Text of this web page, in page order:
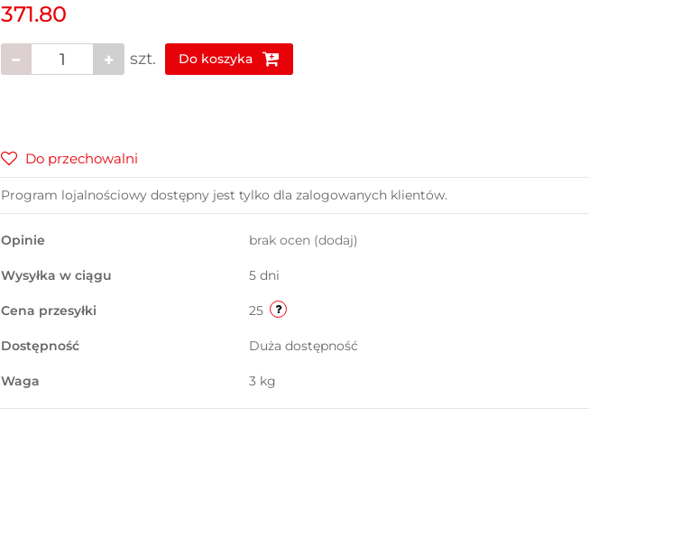
371.80
szt. Do koszyka
Do przechowalni
Program lojalnościowy dostępny jest tylko dla zalogowanych klientów.
Opinie brak ocen (dodaj)
Wysyłka w ciągu 5 dni
Cena przesyłki 25
Dostępność Duża dostępność
Waga 3 kg